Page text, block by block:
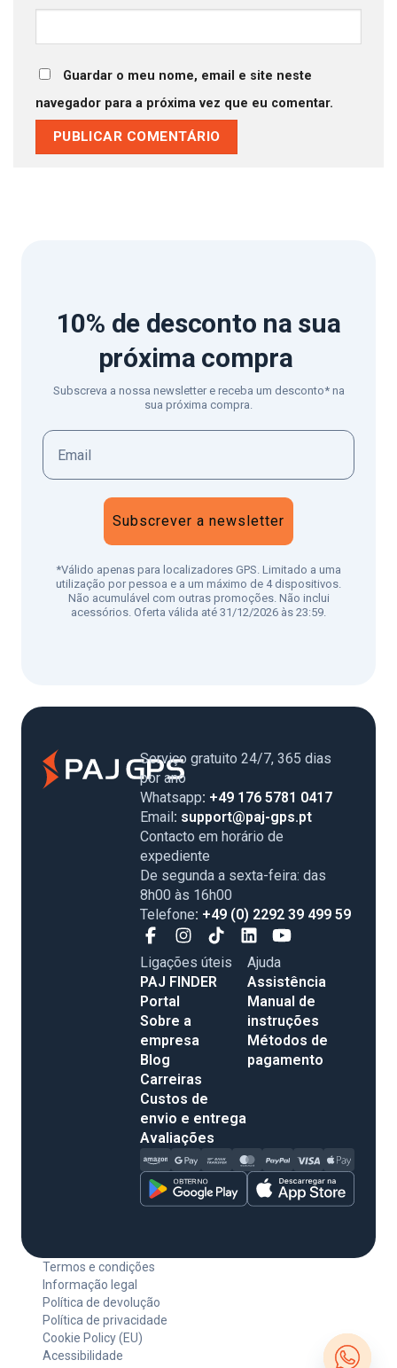
Guardar o meu nome, email e site neste
navegador para a próxima vez que eu comentar.
10% de desconto na sua
próxima compra
Subscreva a nossa newsletter e receba um desconto* na
sua próxima compra.
Subscrever a newsletter
*Válido apenas para localizadores GPS. Limitado a uma
utilização por pessoa e a um máximo de 4 dispositivos.
Não acumulável com outras promoções. Não inclui
acessórios. Oferta válida até 31/12/2026 às 23:59.
Serviço gratuito 24/7, 365 dias
por ano
Whatsapp: +49 176 5781 0417
Email: support@paj-gps.pt
Contacto em horário de
expediente
De segunda a sexta-feira: das
8h00 às 16h00
Telefone: +49 (0) 2292 39 499 59
Ligações úteis
PAJ FINDER
Portal
Sobre a
empresa
Blog
Carreiras
Custos de
envio e entrega
Avaliações
Ajuda
Assistência
Manual de
instruções
Métodos de
pagamento
Termos e condições
Informação legal
Política de devolução
Política de privacidade
Cookie Policy (EU)
Acessibilidade